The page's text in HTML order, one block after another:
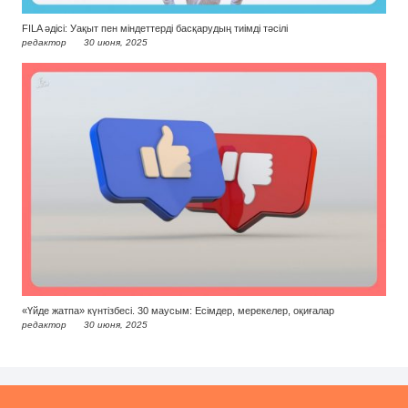
FILA әдісі: Уақыт пен міндеттерді басқарудың тиімді тәсілі
редактор 30 июня, 2025
«Үйде жатпа» күнтізбесі. 30 маусым: Есімдер, мерекелер, оқиғалар
редактор 30 июня, 2025